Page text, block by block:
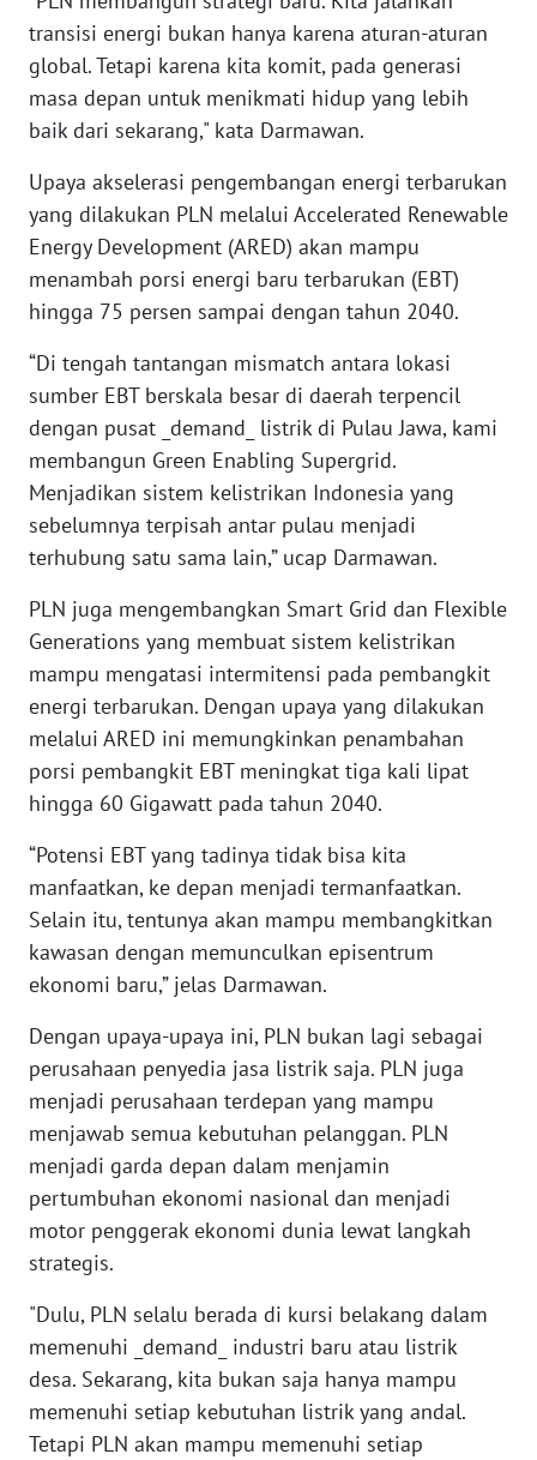
transisi energi bukan hanya karena aturan-aturan
global. Tetapi karena kita komit, pada generasi
masa depan untuk menikmati hidup yang lebih
baik dari sekarang," kata Darmawan.
Upaya akselerasi pengembangan energi terbarukan
yang dilakukan PLN melalui Accelerated Renewable
Energy Development (ARED) akan mampu
menambah porsi energi baru terbarukan (EBT)
hingga 75 persen sampai dengan tahun 2040.
“Di tengah tantangan mismatch antara lokasi
sumber EBT berskala besar di daerah terpencil
dengan pusat _demand_ listrik di Pulau Jawa, kami
membangun Green Enabling Supergrid.
Menjadikan sistem kelistrikan Indonesia yang
sebelumnya terpisah antar pulau menjadi
terhubung satu sama lain,” ucap Darmawan.
PLN juga mengembangkan Smart Grid dan Flexible
Generations yang membuat sistem kelistrikan
mampu mengatasi intermitensi pada pembangkit
energi terbarukan. Dengan upaya yang dilakukan
melalui ARED ini memungkinkan penambahan
porsi pembangkit EBT meningkat tiga kali lipat
hingga 60 Gigawatt pada tahun 2040.
“Potensi EBT yang tadinya tidak bisa kita
manfaatkan, ke depan menjadi termanfaatkan.
Selain itu, tentunya akan mampu membangkitkan
kawasan dengan memunculkan episentrum
ekonomi baru,” jelas Darmawan.
Dengan upaya-upaya ini, PLN bukan lagi sebagai
perusahaan penyedia jasa listrik saja. PLN juga
menjadi perusahaan terdepan yang mampu
menjawab semua kebutuhan pelanggan. PLN
menjadi garda depan dalam menjamin
pertumbuhan ekonomi nasional dan menjadi
motor penggerak ekonomi dunia lewat langkah
strategis.
"Dulu, PLN selalu berada di kursi belakang dalam
memenuhi _demand_ industri baru atau listrik
desa. Sekarang, kita bukan saja hanya mampu
memenuhi setiap kebutuhan listrik yang andal.
Tetapi PLN akan mampu memenuhi setiap
WN
KALTARA
WN
KALSEL
WN
KALTIM
WN
SULSEL
WN
GORONTALO
WN
SULUT
WN
MALUKU
WN
WN
DAIRI
WN
TOBA
WN
NIAS
LANGKAT
WN
TAPANULI
SELATAN
TANJUNG
LESUNG
KARO
WN
SIMALUNGUN